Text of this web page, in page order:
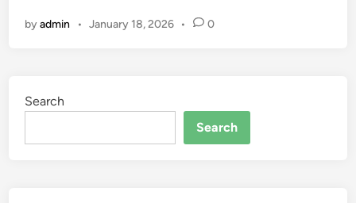
byadmin • January 18, 2026 • 0
Search
Search